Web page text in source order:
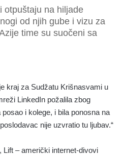
otpuštaju na hiljade
od njih gube i vizu za
time su suočeni sa
kraj za Sudžatu Krišnasvami u
LinkedIn požalila zbog
i kolege, i bila ponosna na
nije uzvratio tu ljubav.“
– američki internet-divovi